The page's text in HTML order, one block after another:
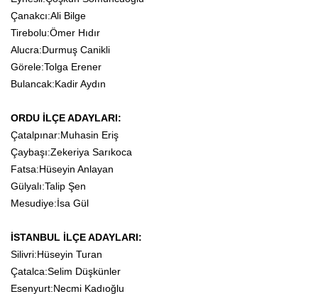
Çanakcı:Ali Bilge
Tirebolu:Ömer Hıdır
Alucra:Durmuş Canikli
Görele:Tolga Erener
Bulancak:Kadir Aydın
ORDU İLÇE ADAYLARI:
Çatalpınar:Muhasin Eriş
Çaybaşı:Zekeriya Sarıkoca
Fatsa:Hüseyin Anlayan
Gülyalı:Talip Şen
Mesudiye:İsa Gül
İSTANBUL İLÇE ADAYLARI:
Silivri:Hüseyin Turan
Çatalca:Selim Düşkünler
Esenyurt:Necmi Kadıoğlu